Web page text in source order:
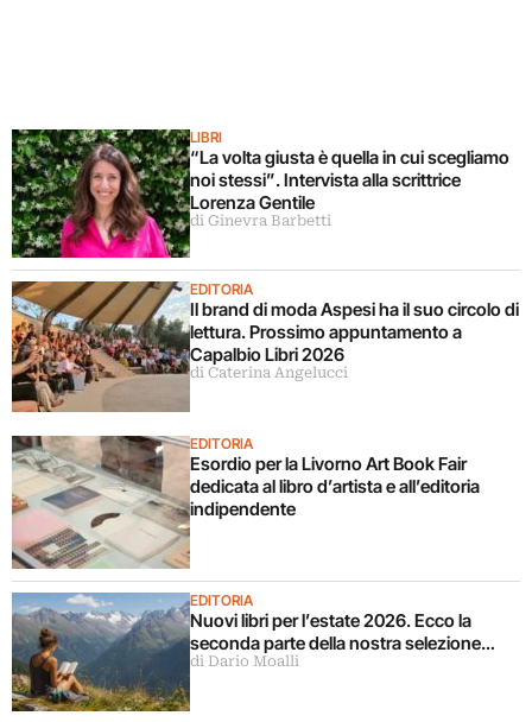
LIBRI
“La volta giusta è quella in cui scegliamo
noi stessi”. Intervista alla scrittrice
Lorenza Gentile
di Ginevra Barbetti
EDITORIA
Il brand di moda Aspesi ha il suo circolo di
lettura. Prossimo appuntamento a
Capalbio Libri 2026
di Caterina Angelucci
EDITORIA
Esordio per la Livorno Art Book Fair
dedicata al libro d’artista e all’editoria
indipendente
EDITORIA
Nuovi libri per l’estate 2026. Ecco la
seconda parte della nostra selezione…
di Dario Moalli